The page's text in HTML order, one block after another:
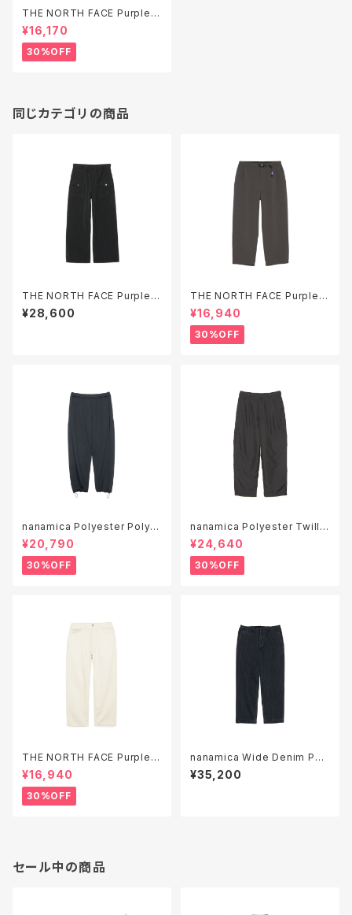
THE NORTH FACE Purple L
abel Double Peak Tuck Fie
ld Shorts ( N26SD076 )
¥16,170
30%OFF
同じカテゴリの商品
THE NORTH FACE Purple L
abel Garment Dyed ALPHA
DRY Field Pants ( N26SC0
¥28,600
THE NORTH FACE Purple L
abel Polyester Tropical Fi
eld Work Pants ( N26SC06
4 )
¥16,940
30%OFF
nanamica Polyester Polye
ster Pile Sweat Pants ( S2
6SH055 )
¥20,790
30%OFF
nanamica Polyester Twill
Club Pants ( S26SC051 )
¥24,640
30%OFF
THE NORTH FACE Purple L
abel Pique Field Pants ( N
25FC032 )
¥16,940
30%OFF
nanamica Wide Denim Pan
ts ( S25SC086 )
¥35,200
セール中の商品